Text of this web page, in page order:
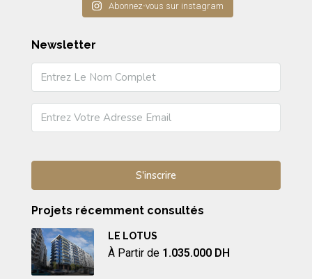
Abonnez-vous sur instagram
Newsletter
Projets récemment consultés
LE LOTUS
À Partir de 1.035.000 DH